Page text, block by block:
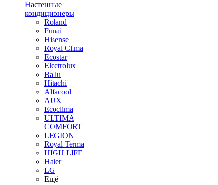
Настенные
кондиционеры
Roland
Funai
Hisense
Royal Clima
Ecostar
Electrolux
Ballu
Hitachi
Alfacool
AUX
Ecoclima
ULTIMA
COMFORT
LEGION
Royal Terma
HIGH LIFE
Haier
LG
Ещё